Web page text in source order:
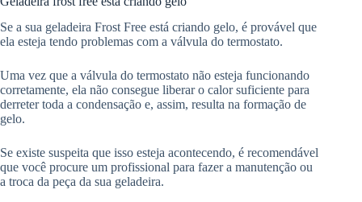
Se a sua geladeira Frost Free está criando gelo, é provável que
ela esteja tendo problemas com a válvula do termostato.
Uma vez que a válvula do termostato não esteja funcionando
corretamente, ela não consegue liberar o calor suficiente para
derreter toda a condensação e, assim, resulta na formação de
gelo.
Se existe suspeita que isso esteja acontecendo, é recomendável
que você procure um profissional para fazer a manutenção ou
a troca da peça da sua geladeira.